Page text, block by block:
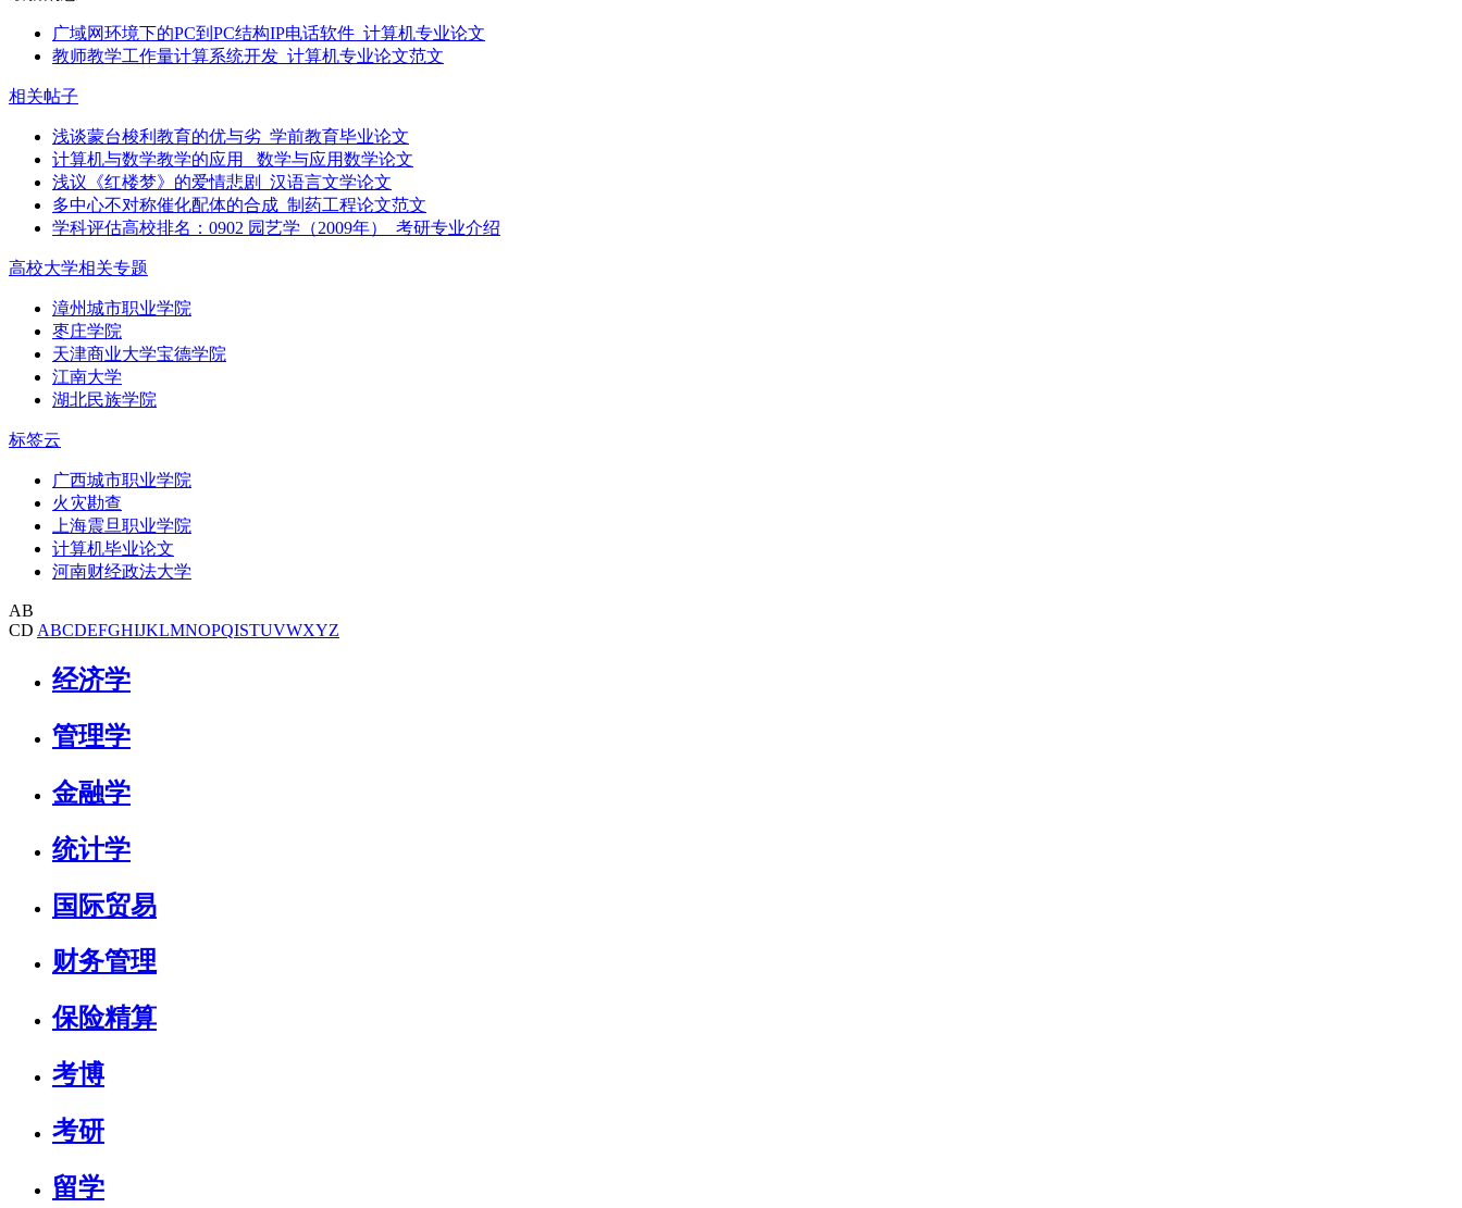
广域网环境下的PC到PC结构IP电话软件_计算机专业论文
教师教学工作量计算系统开发_计算机专业论文范文
相关帖子
浅谈蒙台梭利教育的优与劣_学前教育毕业论文
计算机与数学教学的应用 _数学与应用数学论文
浅议《红楼梦》的爱情悲剧_汉语言文学论文
多中心不对称催化配体的合成_制药工程论文范文
学科评估高校排名：0902 园艺学（2009年）_考研专业介绍
高校大学相关专题
漳州城市职业学院
枣庄学院
天津商业大学宝德学院
江南大学
湖北民族学院
标签云
广西城市职业学院
火灾勘查
上海震旦职业学院
计算机毕业论文
河南财经政法大学
AB
CD ABCDEFGHIJKLMNOPQISTUVWXYZ
经济学
管理学
金融学
统计学
国际贸易
财务管理
保险精算
考博
考研
留学